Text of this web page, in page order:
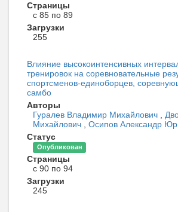
Страницы
с 85 по 89
Загрузки
255
Влияние высокоинтенсивных
тренировок на соревновательные
спортсменов-единоборцев,
самбо
Авторы
Гуралев Владимир Михайлович ,
Михайлович , Осипов Александр
Статус
Опубликован
Страницы
с 90 по 94
Загрузки
245